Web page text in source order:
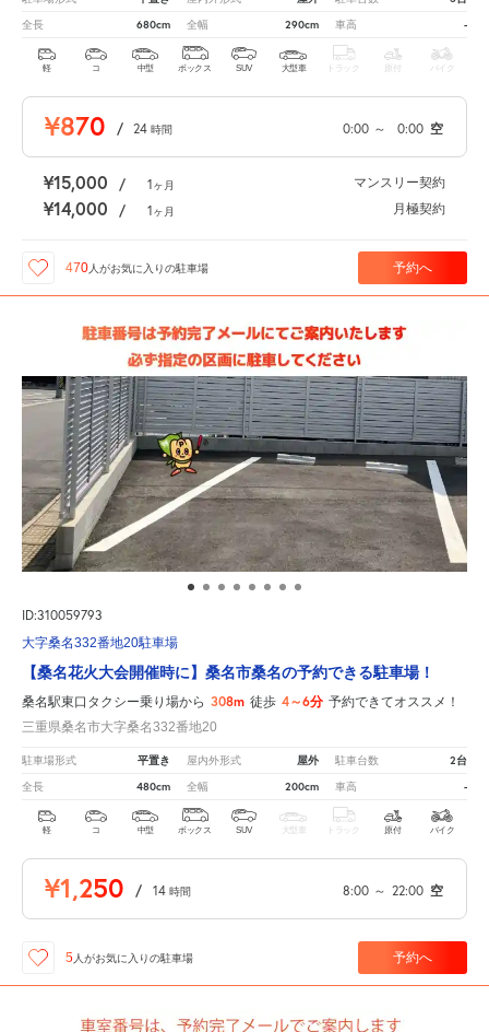
全長 680cm 全幅 290cm 車高 -
軽 コ 中型 ボックス SUV 大型車 トラック 原付 バイク
¥870 / 24 時間 0:00 ～ 0:00 空
¥15,000 / 1ヶ月 マンスリー契約
¥14,000 / 1ヶ月 月極契約
470 人がお気に入りの駐車場 予約へ
ID:310059793
大字桑名332番地20駐車場
【桑名花火大会開催時に】桑名市桑名の予約できる駐車場！
桑名駅東口タクシー乗り場から 308m 徒歩 4～6分 予約できてオススメ！
三重県桑名市大字桑名332番地20
駐車場形式 平置き 屋内外形式 屋外 駐車台数 2台
全長 480cm 全幅 200cm 車高 -
軽 コ 中型 ボックス SUV 大型車 トラック 原付 バイク
¥1,250 / 14 時間 8:00 ～ 22:00 空
5 人がお気に入りの駐車場 予約へ